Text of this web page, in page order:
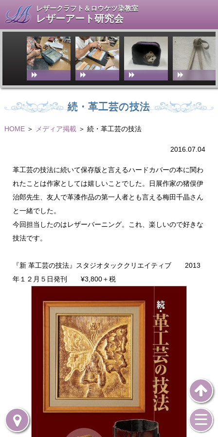
レザークラフト＆ロウケツ染教室
レザーアート研究会
続・革工芸の技法
HOME＞ メディア掲載 ＞ 続・革工芸の技法
2016.07.04
革工芸の技法に続いて保存版と言えるハードカバーの本に関わ
れたことは作家としては嬉しいことでした。日展作家の猪俣伊
治郎先生、友人で革漆作品の第一人者とも言える梅田千晶さん
と一緒でした。
今回担当したのはレザーバーニング。これ、楽しいので好きな
技法です。
『新 革工芸の技法』スタジオタッククリエイティブ 2013
年１２月５日発刊 ¥3,800＋税